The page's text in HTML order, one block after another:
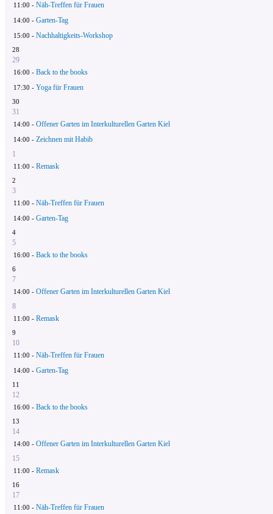
11:00 - Näh-Treffen für Frauen
14:00 - Garten-Tag
15:00 - Nachhaltigkeits-Workshop
28
29
16:00 - Back to the books
17:30 - Yoga für Frauen
30
31
14:00 - Offener Garten im Interkulturellen Garten Kiel
14:00 - Zeichnen mit Habib
1
11:00 - Remask
2
3
11:00 - Näh-Treffen für Frauen
14:00 - Garten-Tag
4
5
16:00 - Back to the books
6
7
14:00 - Offener Garten im Interkulturellen Garten Kiel
8
11:00 - Remask
9
10
11:00 - Näh-Treffen für Frauen
14:00 - Garten-Tag
11
12
16:00 - Back to the books
13
14
14:00 - Offener Garten im Interkulturellen Garten Kiel
15
11:00 - Remask
16
17
11:00 - Näh-Treffen für Frauen